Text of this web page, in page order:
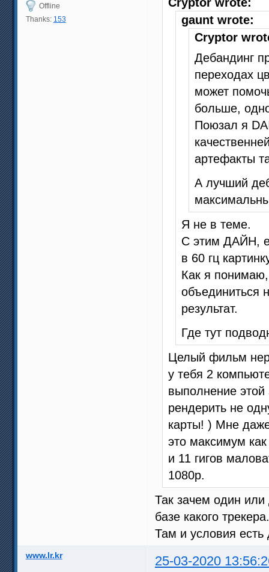
Offline
Thanks: 153
gaunt wrote:
Cryptor
Дебандинг
переходах
может
больше,
Поюзал я
артефакты
А лучший
Я не в теме.
С этим ДАЙН,
в 60 гц
Как я
объединиться
результат.
Где тут
Целый фильм
у тебя 2
выполнение
рендерить не
карты! ) Мне
это максимум
и 11 гигов
1080p.
Так зачем один
базе какого трекера.
Там и условия
www.lr.kr 25-03-2020